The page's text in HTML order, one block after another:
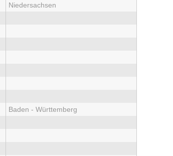
Niedersachsen
Baden - Württemberg